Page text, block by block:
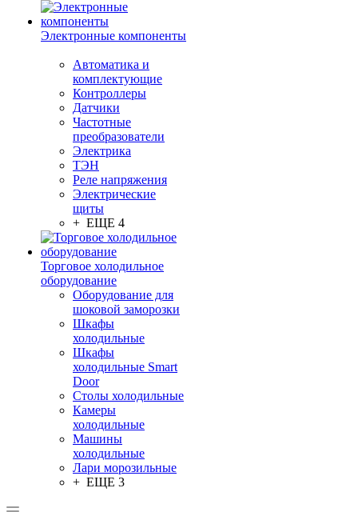
Электронные компоненты
Автоматика и
комплектующие
Контроллеры
Датчики
Частотные
преобразователи
Электрика
ТЭН
Реле напряжения
Электрические
щиты
+ ЕЩЕ 4
Торговое холодильное
оборудование
Оборудование для
шоковой заморозки
Шкафы
холодильные
Шкафы
холодильные Smart
Door
Столы холодильные
Камеры
холодильные
Машины
холодильные
Лари морозильные
+ ЕЩЕ 3